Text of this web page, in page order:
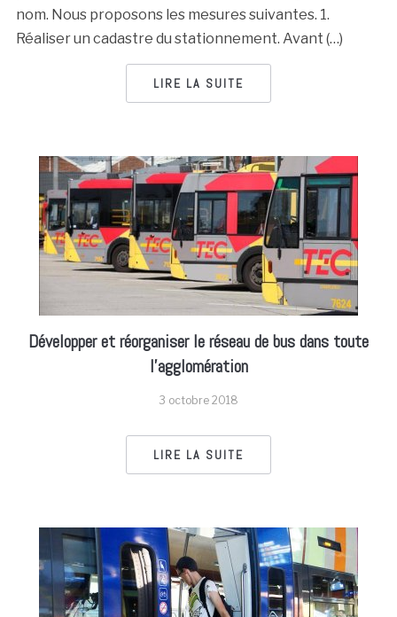
nom. Nous proposons les mesures suivantes. 1.
Réaliser un cadastre du stationnement. Avant (…)
LIRE LA SUITE
Développer et réorganiser le réseau de bus dans toute
l’agglomération
3 octobre 2018
LIRE LA SUITE